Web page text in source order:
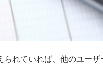
れていれば、他のユーザ